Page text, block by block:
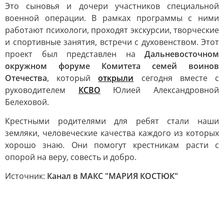
Это сыновья и дочери участников специальной
военной операции. В рамках программы с ними
работают психологи, проходят экскурсии, творческие
и спортивные занятия, встречи с духовенством. Этот
проект был представлен на Дальневосточном
окружном форуме Комитета семей воинов
Отечества, которыйоткрыли сегодня вместе с
руководителем КСВО Юлией Александровной
Белеховой.
Крестными родителями для ребят стали наши
земляки, человеческие качества каждого из которых
хорошо знаю. Они помогут крестникам расти с
опорой на веру, совесть и добро.
Источник: Канал в МАКС "МАРИЯ КОСТЮК"